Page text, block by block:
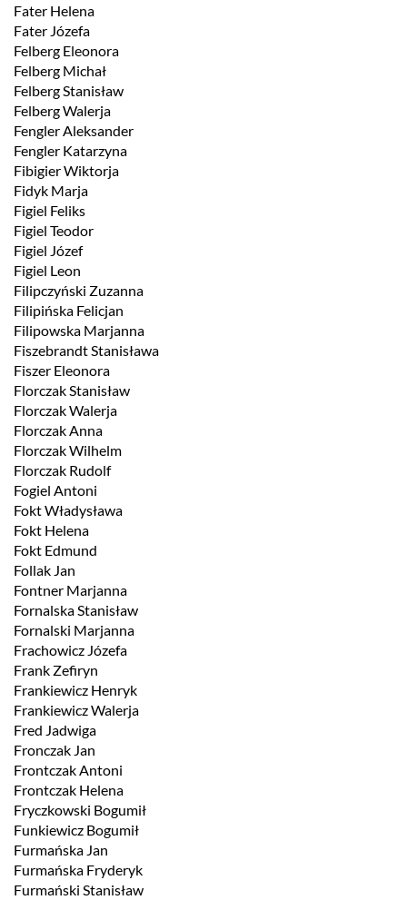
Fater Helena
Fater Józefa
Felberg Eleonora
Felberg Michał
Felberg Stanisław
Felberg Walerja
Fengler Aleksander
Fengler Katarzyna
Fibigier Wiktorja
Fidyk Marja
Figiel Feliks
Figiel Teodor
Figiel Józef
Figiel Leon
Filipczyński Zuzanna
Filipińska Felicjan
Filipowska Marjanna
Fiszebrandt Stanisława
Fiszer Eleonora
Florczak Stanisław
Florczak Walerja
Florczak Anna
Florczak Wilhelm
Florczak Rudolf
Fogiel Antoni
Fokt Władysława
Fokt Helena
Fokt Edmund
Follak Jan
Fontner Marjanna
Fornalska Stanisław
Fornalski Marjanna
Frachowicz Józefa
Frank Zefiryn
Frankiewicz Henryk
Frankiewicz Walerja
Fred Jadwiga
Fronczak Jan
Frontczak Antoni
Frontczak Helena
Fryczkowski Bogumił
Funkiewicz Bogumił
Furmańska Jan
Furmańska Fryderyk
Furmański Stanisław